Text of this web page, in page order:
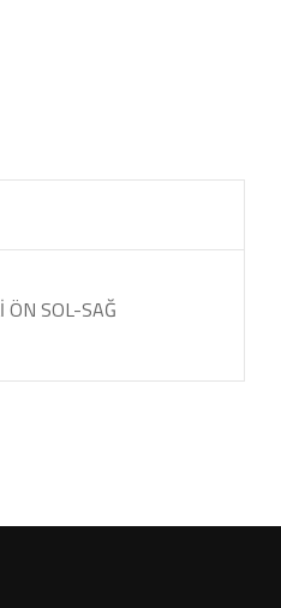
ÖN SOL-SAĞ